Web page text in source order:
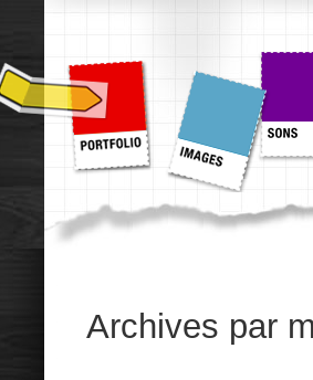
Archives par